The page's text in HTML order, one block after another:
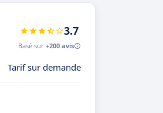
3.7
Basé sur +200 avis
Tarif sur demande